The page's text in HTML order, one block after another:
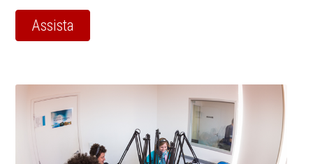
Assista